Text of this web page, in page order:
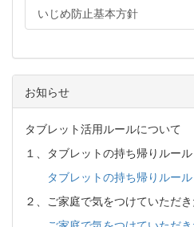
いじめ防止基本方針
お知らせ
タブレット活用ルールについて
１、タブレットの持ち帰りルール
タブレットの持ち帰りルー
２、ご家庭で気をつけていただ